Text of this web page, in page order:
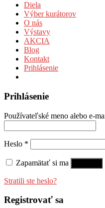
Diela
Výber kurátorov
O nás
Výstavy
AKCIA
Blog
Kontakt
Prihlásenie
Prihlásenie
Používateľské meno alebo e-
Heslo *
Zapamätať si ma
Stratili ste heslo?
Registrovať sa